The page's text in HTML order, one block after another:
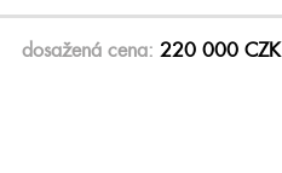
dosažená cena: 220 000 CZK